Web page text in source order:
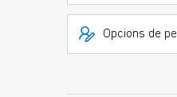
Opcions de